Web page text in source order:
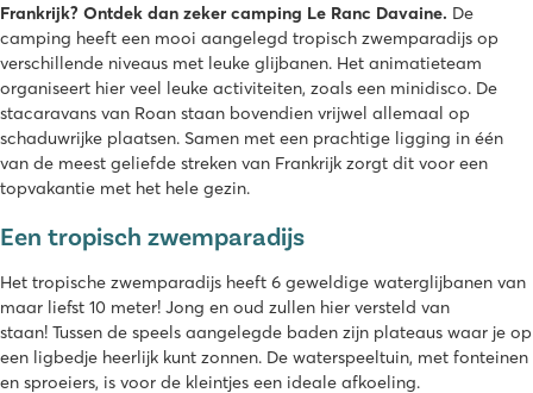
Frankrijk? Ontdek dan zeker camping Le Ranc Davaine. De
camping heeft een mooi aangelegd tropisch zwemparadijs op
verschillende niveaus met leuke glijbanen. Het animatieteam
organiseert hier veel leuke activiteiten, zoals een minidisco. De
stacaravans van Roan staan bovendien vrijwel allemaal op
schaduwrijke plaatsen. Samen met een prachtige ligging in één
van de meest geliefde streken van Frankrijk zorgt dit voor een
topvakantie met het hele gezin.
Een tropisch zwemparadijs
Het tropische zwemparadijs heeft 6 geweldige waterglijbanen van
maar liefst 10 meter! Jong en oud zullen hier versteld van
staan! Tussen de speels aangelegde baden zijn plateaus waar je op
een ligbedje heerlijk kunt zonnen. De waterspeeltuin, met fonteinen
en sproeiers, is voor de kleintjes een ideale afkoeling.